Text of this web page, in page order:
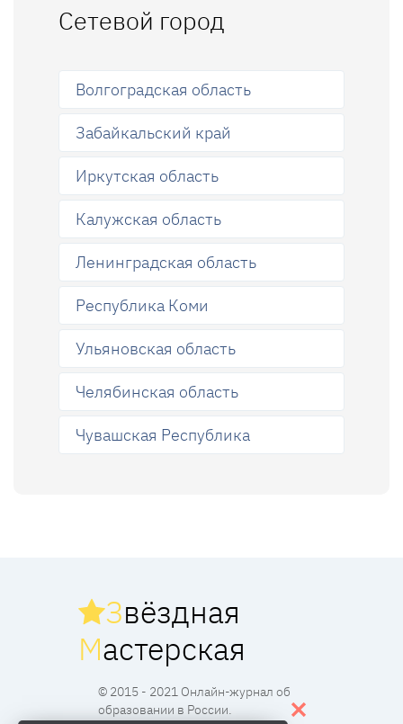
Сетевой город
Волгоградская область
Забайкальский край
Иркутская область
Калужская область
Ленинградская область
Республика Коми
Ульяновская область
Челябинская область
Чувашская Республика
Звёздная
Мастерская
© 2015 - 2021 Онлайн-журнал об
образовании в России.